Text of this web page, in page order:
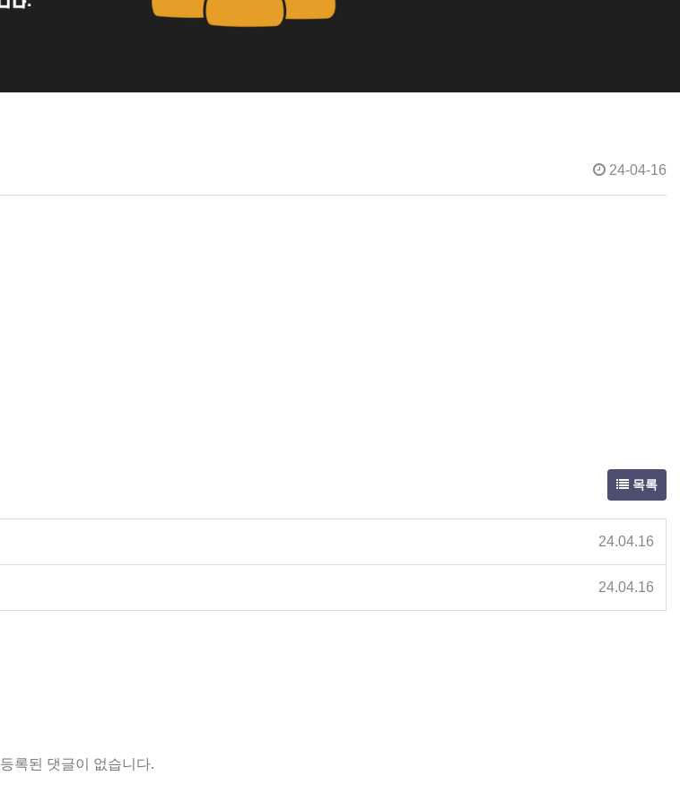
24-04-16
목록
24.04.16
24.04.16
등록된 댓글이 없습니다.